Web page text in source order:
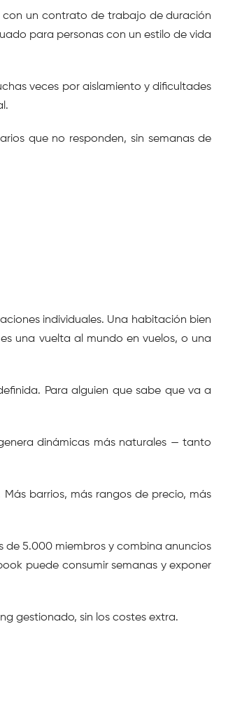
con un contrato de trabajo de duración
para personas con un estilo de vida
veces por aislamiento y dificultades
que no responden, sin semanas de
individuales. Una habitación bien
una vuelta al mundo en vuelos, o una
Para alguien que sabe que va a
dinámicas más naturales — tanto
barrios, más rangos de precio, más
de 5.000 miembros y combina anuncios
puede consumir semanas y exponer
gestionado, sin los costes extra.